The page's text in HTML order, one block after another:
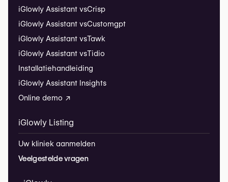
iGlowly Assistant vsCrisp
iGlowly Assistant vsCustomgpt
iGlowly Assistant vsTawk
iGlowly Assistant vsTidio
Installatiehandleiding
iGlowly Assistant Insights
Online demo ↗
iGlowly Listing
Uw kliniek aanmelden
Veelgestelde vragen